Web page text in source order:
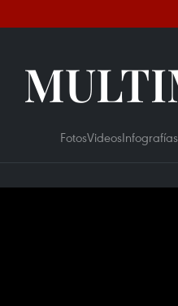
FotosVideosInfografías